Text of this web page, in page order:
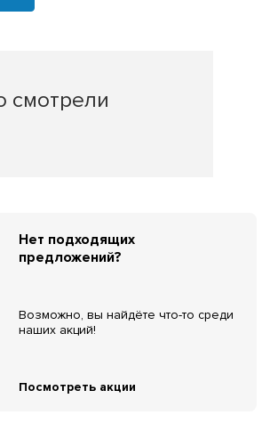
смотрели
Нет подходящих
предложений?
Возможно, вы найдёте что-то среди
наших акций!
Посмотреть акции